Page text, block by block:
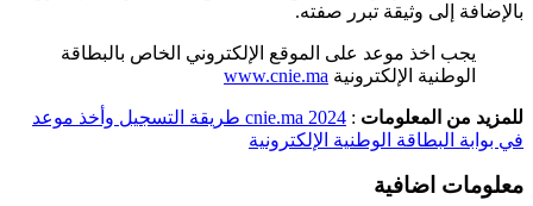
بالإضافة إلى وثيقة تبرر صفته.
يجب اخذ موعد على الموقع الإلكتروني الخاص بالبطاقة
الوطنية الإلكترونية www.cnie.ma
للمزيد من المعلومات :
cnie.ma 2024 طريقة التسجيل وأخذ موعد
في بوابة البطاقة الوطنية الإلكترونية
معلومات اضافية